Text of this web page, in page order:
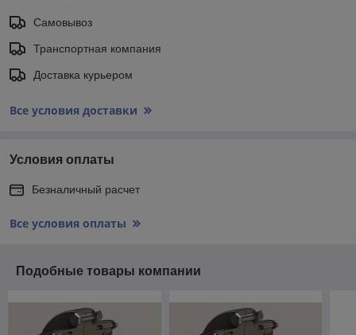
Самовывоз
Транспортная компания
Доставка курьером
Все условия доставки
Условия оплаты
Безналичный расчет
Все условия оплаты
Подобные товары компании